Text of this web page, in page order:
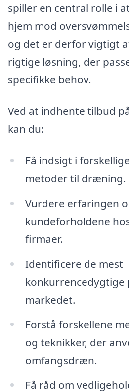
spiller en central rolle i
hjem mod
og det er derfor vigtigt
rigtige løsning, der
specifikke behov.
Ved at indhente tilbud
kan du:
Få indsigt i
metoder til dræning.
Vurdere erfaringen
kundeforholdene
firmaer.
Identificere de mest
konkurrencedygtige
markedet.
Forstå forskellene
og teknikker, der
omfangsdræn.
Få råd om